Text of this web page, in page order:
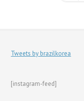
Tweets by brazilkorea
[instagram-feed]